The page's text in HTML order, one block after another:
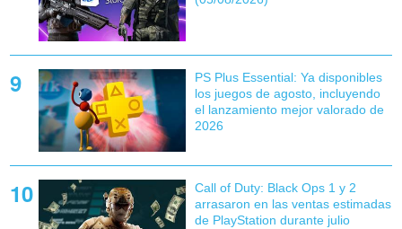
PS Plus Essential: Ya disponibles
los juegos de agosto, incluyendo
el lanzamiento mejor valorado de
2026
Call of Duty: Black Ops 1 y 2
arrasaron en las ventas estimadas
de PlayStation durante julio